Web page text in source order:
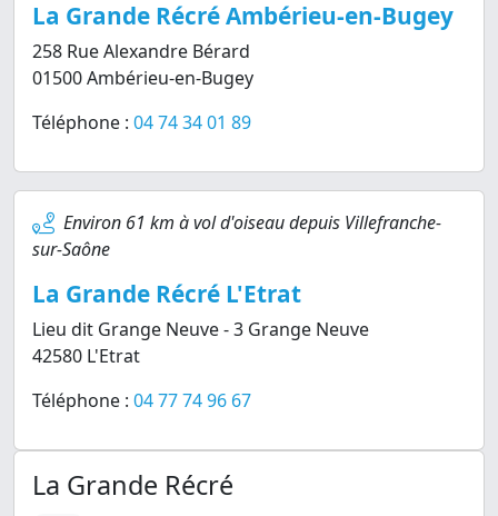
La Grande Récré Ambérieu-en-Bugey
258 Rue Alexandre Bérard
01500 Ambérieu-en-Bugey
Téléphone : 04 74 34 01 89
Environ 61 km à vol d'oiseau depuis Villefranche-
sur-Saône
La Grande Récré L'Etrat
Lieu dit Grange Neuve - 3 Grange Neuve
42580 L'Etrat
Téléphone : 04 77 74 96 67
La Grande Récré